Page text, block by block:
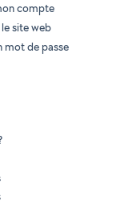
compte
site web
mot de passe